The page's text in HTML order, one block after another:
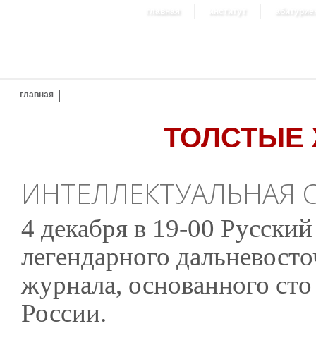
главная институт
ВЫ ЗДЕСЬ
главная
ИНТЕЛЛЕКТУАЛЬНАЯ
4 декабря в 19-00
легендарного
журнала, основанного
России.